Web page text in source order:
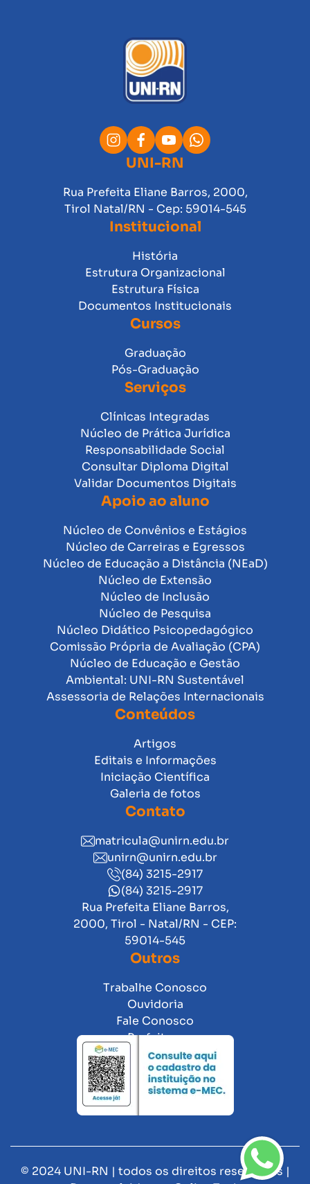
UNI-RN
Rua Prefeita Eliane Barros, 2000,
Tirol Natal/RN - Cep: 59014-545
Institucional
História
Estrutura Organizacional
Estrutura Física
Documentos Institucionais
Cursos
Graduação
Pós-Graduação
Serviços
Clínicas Integradas
Núcleo de Prática Jurídica
Responsabilidade Social
Consultar Diploma Digital
Validar Documentos Digitais
Apoio ao aluno
Núcleo de Convênios e Estágios
Núcleo de Carreiras e Egressos
Núcleo de Educação a Distância (NEaD)
Núcleo de Extensão
Núcleo de Inclusão
Núcleo de Pesquisa
Núcleo Didático Psicopedagógico
Comissão Própria de Avaliação (CPA)
Núcleo de Educação e Gestão
Ambiental: UNI-RN Sustentável
Assessoria de Relações Internacionais
Conteúdos
Artigos
Editais e Informações
Iniciação Científica
Galeria de fotos
Contato
matricula@unirn.edu.br
unirn@unirn.edu.br
(84) 3215-2917
(84) 3215-2917
Rua Prefeita Eliane Barros,
2000, Tirol - Natal/RN - CEP:
59014-545
Outros
Trabalhe Conosco
Ouvidoria
Fale Conosco
Prefeitura
© 2024 UNI-RN | todos os direitos reservados |